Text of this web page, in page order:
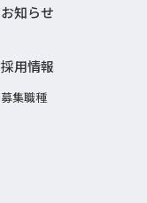
お知らせ
採用情報
募集職種